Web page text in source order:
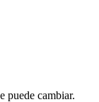
puede cambiar.